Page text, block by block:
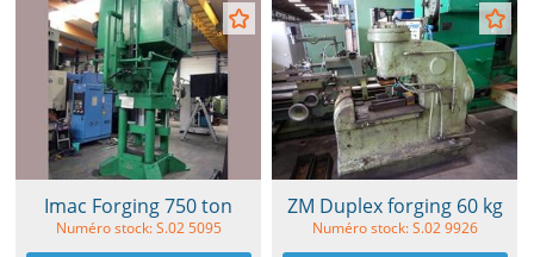
Imac Forging 750 ton
Numéro stock: S.02 5095
ZM Duplex forging 60 kg
Numéro stock: S.02 9926